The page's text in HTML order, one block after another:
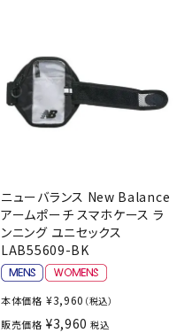
ニューバランス New Balance
アームポーチ スマホケース ラ
ンニング ユニセックス
LAB55609-BK
本体価格 ¥3,960 （税込）
販売価格 ¥3,960 税込